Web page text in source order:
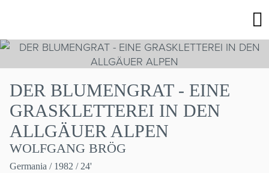
DER BLUMENGRAT - EINE
GRASKLETTEREI IN DEN
ALLGÄUER ALPEN
WOLFGANG BRÖG
Germania / 1982 / 24'